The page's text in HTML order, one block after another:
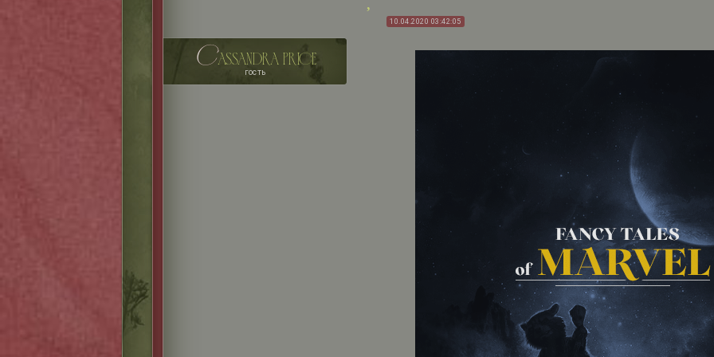
10.04.2020 03:42:05
cassandra price
гость